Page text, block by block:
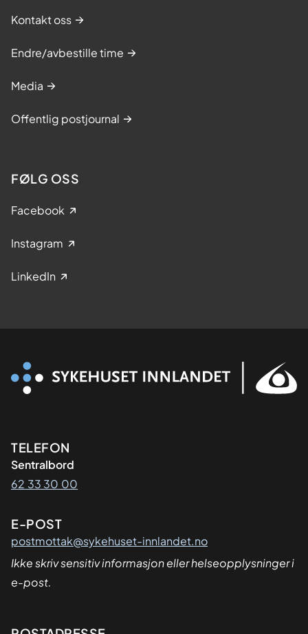
Kontakt oss
Endre/avbestille time
Media
Offentlig postjournal
FØLG OSS
Facebook
Instagram
LinkedIn
Kontaktinformasjon
TELEFON
Sentralbord
62 33 30 00
E-POST
postmottak@sykehuset-innlandet.no
Ikke skriv sensitiv informasjon eller helseopplysninger i
e-post.